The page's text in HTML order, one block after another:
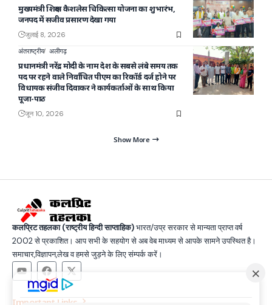
मुख्यमंत्री शिक्षक कैशलेस चिकित्सा योजना का शुभारंभ,
जनपद में सजीव प्रसारण देखा गया
जुलाई 8, 2026
अंतराष्ट्रीय अलीगढ़
प्रधानमंत्री नरेंद्र मोदी के नाम देश के सबसे लंबे समय तक
पद पर रहने वाले निर्वाचित पीएम का रिकॉर्ड दर्ज होने पर
विधायक संजीव दिवाकर ने कार्यकर्ताओं के साथ किया
पूजा-पाठ
जून 10, 2026
Show More
कलप्रिट तहलका (राष्ट्रीय हिन्दी साप्ताहिक)भारत/उप्र सरकार से मान्यता प्राप्त वर्ष
2002 से प्रकाशित। आप सभी के सहयोग से अब वेब माध्यम से आपके सामने उपस्थित है।
समाचार,विज्ञापन,लेख व हमसे जुड़ने के लिए संम्पर्क करें।
Important Links